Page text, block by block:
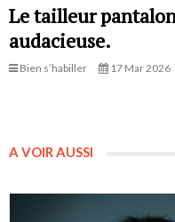
Le tailleur
audacieuse.
Bien s’habiller 17 Mar 2026
A VOIR AUSSI